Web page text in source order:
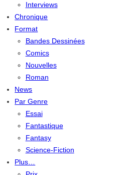
Interviews
Chronique
Format
Bandes Dessinées
Comics
Nouvelles
Roman
News
Par Genre
Essai
Fantastique
Fantasy
Science-Fiction
Plus…